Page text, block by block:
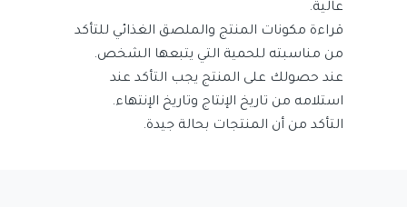
عالية.
قراءة مكونات المنتج والملصق الغذائي للتأكد
من مناسبته للحمية التي يتبعها الشخص.
عند حصولك على المنتج يجب التأكد عند
استلامه من تاريخ الإنتاج وتاريخ الإنتهاء.
التأكد من أن المنتجات بحالة جيدة.